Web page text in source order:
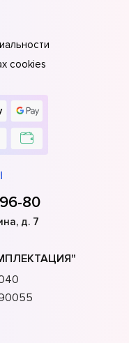
cookies
80
д. 7